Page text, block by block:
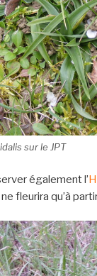
sur le JPT
également l’
fleurira qu’à